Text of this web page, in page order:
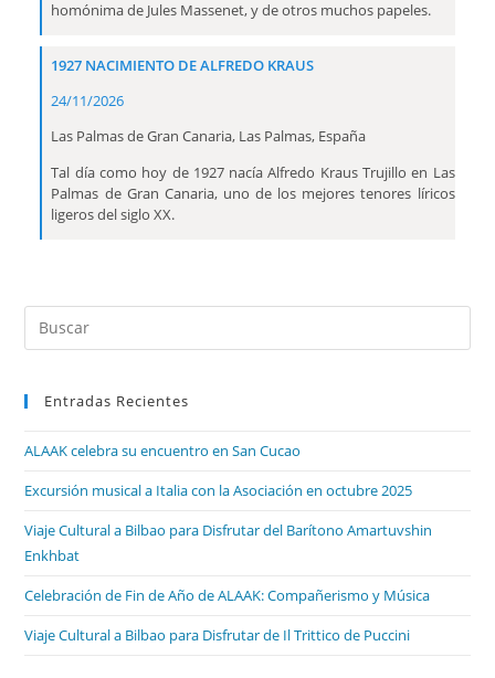
homónima de Jules Massenet, y de otros muchos papeles.
1927 NACIMIENTO DE ALFREDO KRAUS
24/11/2026
Las Palmas de Gran Canaria, Las Palmas, España
Tal día como hoy de 1927 nacía Alfredo Kraus Trujillo en Las
Palmas de Gran Canaria, uno de los mejores tenores líricos
ligeros del siglo XX.
Entradas Recientes
ALAAK celebra su encuentro en San Cucao
Excursión musical a Italia con la Asociación en octubre 2025
Viaje Cultural a Bilbao para Disfrutar del Barítono Amartuvshin
Enkhbat
Celebración de Fin de Año de ALAAK: Compañerismo y Música
Viaje Cultural a Bilbao para Disfrutar de Il Trittico de Puccini